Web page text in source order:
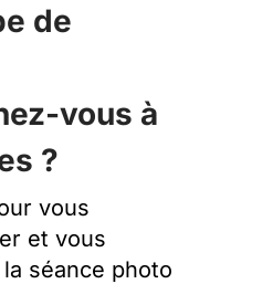
de
vous à
?
vous
et vous
séance photo